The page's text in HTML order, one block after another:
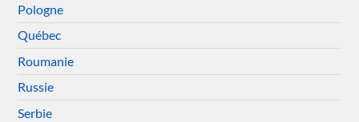
Pologne
Québec
Roumanie
Russie
Serbie